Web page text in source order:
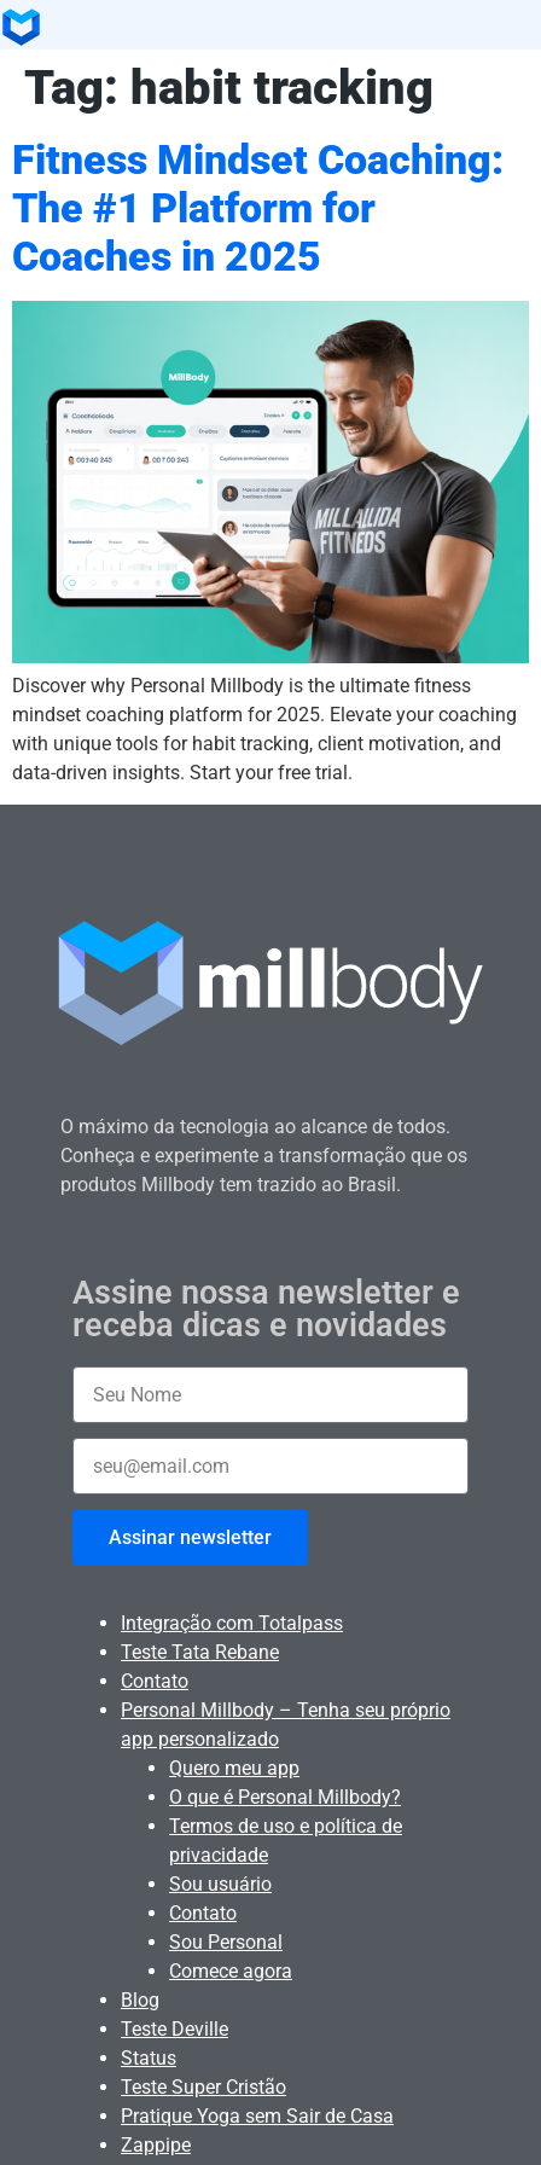
Tag: habit tracking
Fitness Mindset Coaching:
The #1 Platform for
Coaches in 2025
Discover why Personal Millbody is the ultimate fitness
mindset coaching platform for 2025. Elevate your coaching
with unique tools for habit tracking, client motivation, and
data-driven insights. Start your free trial.
O máximo da tecnologia ao alcance de todos.
Conheça e experimente a transformação que os
produtos Millbody tem trazido ao Brasil.
Assine nossa newsletter e
receba dicas e novidades
Assinar newsletter
Integração com Totalpass
Teste Tata Rebane
Contato
Personal Millbody – Tenha seu próprio
app personalizado
Quero meu app
O que é Personal Millbody?
Termos de uso e política de
privacidade
Sou usuário
Contato
Sou Personal
Comece agora
Blog
Teste Deville
Status
Teste Super Cristão
Pratique Yoga sem Sair de Casa
Zappipe